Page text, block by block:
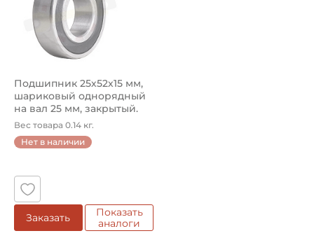
Подшипник 25х52х15 мм,
шариковый однорядный
на вал 25 мм, закрытый.
Арт...
Вес товара 0.14 кг.
Нет в наличии
Заказать
Показать
аналоги